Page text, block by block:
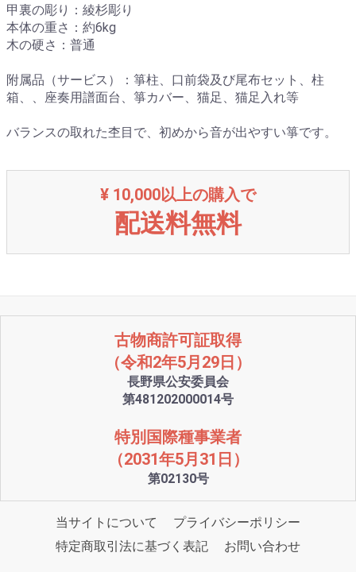
甲裏の彫り：綾杉彫り
本体の重さ：約6kg
木の硬さ：普通
附属品（サービス）：箏柱、口前袋及び尾布セット、柱
箱、、座奏用譜面台、箏カバー、猫足、猫足入れ等
バランスの取れた杢目で、初めから音が出やすい箏です。
¥ 10,000以上の購入で
配送料無料
古物商許可証取得
（令和2年5月29日）
長野県公安委員会
第481202000014号
特別国際種事業者
（2031年5月31日）
第02130号
当サイトについて
プライバシーポリシー
特定商取引法に基づく表記
お問い合わせ